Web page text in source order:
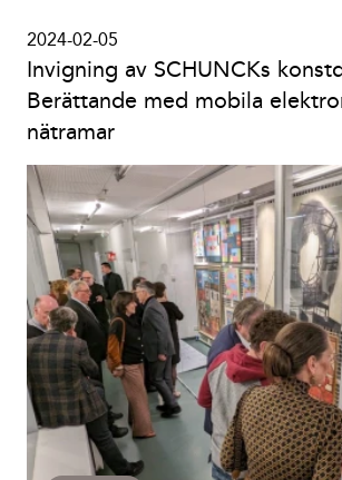
Invigning av SCHUNCKs
Berättande med mobila
nätramar
2024-02-05